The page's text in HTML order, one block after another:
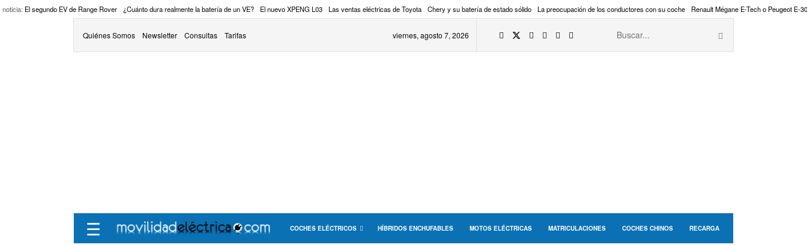
noticia: El segundo EV de Range Rover ¿Cuánto dura realmente la batería de un VE? El nuevo XPENG L03 Las ventas eléctricas de Toyota Chery y su batería de estado sólido La preocupación de los conductores con su coche Renault Mégane E-Tech o Peugeot E-
Quiénes Somos Newsletter Consultas Tarifas viernes, agosto 7, 2026
☰ COCHES ELÉCTRICOS HÍBRIDOS ENCHUFABLES MOTOS ELÉCTRICAS MATRICULACIONES COCHES CHINOS RECARGA